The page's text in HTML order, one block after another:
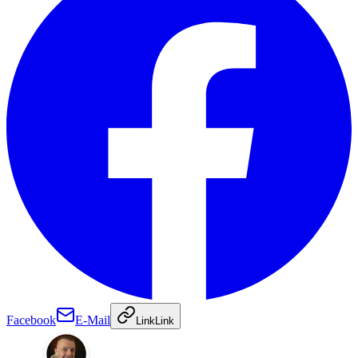
Facebook E-Mail LinkLink